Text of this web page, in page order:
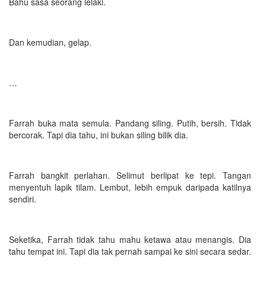
Dan kemudian, gelap.
…
Farrah buka mata semula. Pandang siling. Putih, bersih. Tidak
bercorak. Tapi dia tahu, ini bukan siling bilik dia.
Farrah bangkit perlahan. Selimut berlipat ke tepi. Tangan
menyentuh lapik tilam. Lembut, lebih empuk daripada katilnya
sendiri.
Seketika, Farrah tidak tahu mahu ketawa atau menangis. Dia
tahu tempat ini. Tapi dia tak pernah sampai ke sini secara sedar.